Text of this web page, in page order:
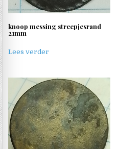
knoop messing streepjesrand
21mm
Lees verder